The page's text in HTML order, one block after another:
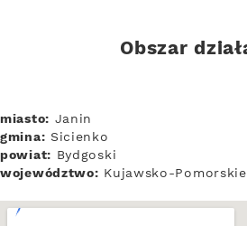
Obszar
miasto: Janin
gmina: Sicienko
powiat: Bydgoski
województwo: Kujawsko-Pomorskie